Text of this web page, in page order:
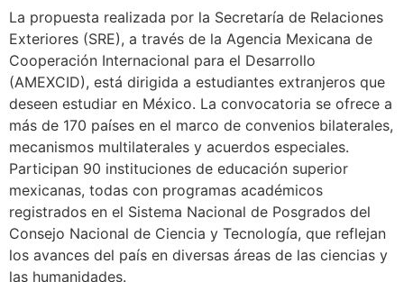
La propuesta realizada por la Secretaría de Relaciones
Exteriores (SRE), a través de la Agencia Mexicana de
Cooperación Internacional para el Desarrollo
(AMEXCID), está dirigida a estudiantes extranjeros que
deseen estudiar en México. La convocatoria se ofrece a
más de 170 países en el marco de convenios bilaterales,
mecanismos multilaterales y acuerdos especiales.
Participan 90 instituciones de educación superior
mexicanas, todas con programas académicos
registrados en el Sistema Nacional de Posgrados del
Consejo Nacional de Ciencia y Tecnología, que reflejan
los avances del país en diversas áreas de las ciencias y
las humanidades.